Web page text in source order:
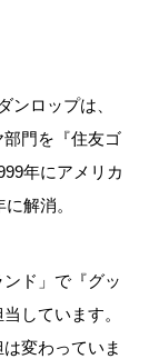
ンロップは、
門を『住友ゴ
年にアメリカ
解消。
ド」で『グッ
しています。
変わっていま